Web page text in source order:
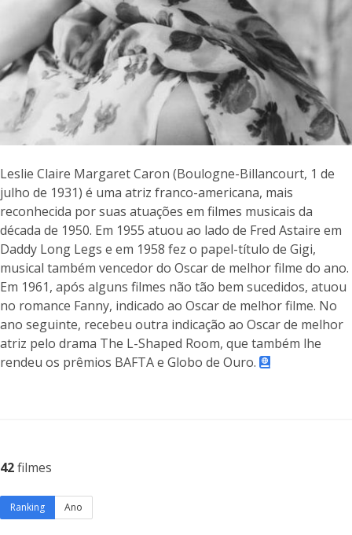
Leslie Claire Margaret Caron (Boulogne-Billancourt, 1 de
julho de 1931) é uma atriz franco-americana, mais
reconhecida por suas atuações em filmes musicais da
década de 1950. Em 1955 atuou ao lado de Fred Astaire em
Daddy Long Legs e em 1958 fez o papel-título de Gigi,
musical também vencedor do Oscar de melhor filme do ano.
Em 1961, após alguns filmes não tão bem sucedidos, atuou
no romance Fanny, indicado ao Oscar de melhor filme. No
ano seguinte, recebeu outra indicação ao Oscar de melhor
atriz pelo drama The L-Shaped Room, que também lhe
rendeu os prêmios BAFTA e Globo de Ouro.
42filmes
Ranking Ano